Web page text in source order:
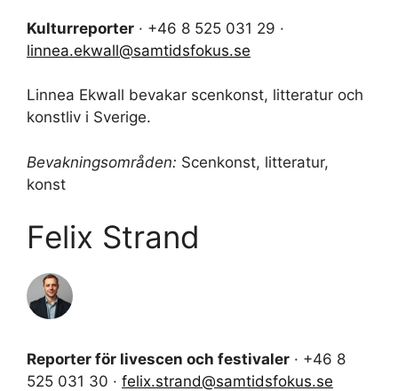
Kulturreporter · +46 8 525 031 29 ·
linnea.ekwall@samtidsfokus.se
Linnea Ekwall bevakar scenkonst, litteratur och
konstliv i Sverige.
Bevakningsområden: Scenkonst, litteratur,
konst
Felix Strand
Reporter för livescen och festivaler · +46 8
525 031 30 · felix.strand@samtidsfokus.se